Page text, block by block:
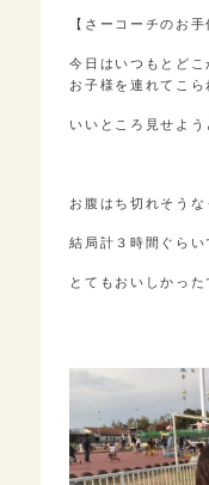
【さーコーチのお
今日はいつもとど
お子様を連れてこ
いいところ見せよ
お腹はち切れそう
結局計３時間ぐらい
とてもおいしかっ